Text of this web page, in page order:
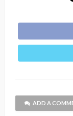
ADD A